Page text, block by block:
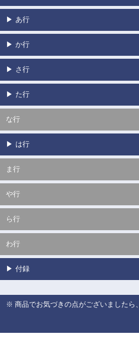
▶ あ行
▶ か行
▶ さ行
▶ た行
な行
▶ は行
ま行
や行
ら行
わ行
▶ 付録
※ 商品でお気づきの点がございましたら、